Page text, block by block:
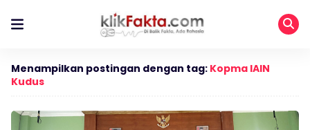
Menampilkan postingan dengan tag: Kopma IAIN
Kudus